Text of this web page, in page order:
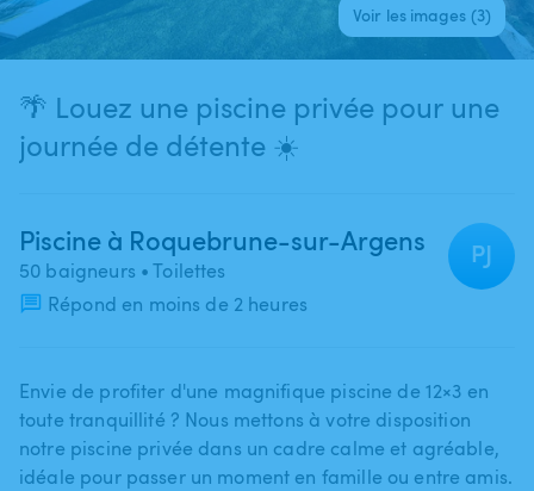
Voir les images (3)
🌴 Louez une piscine privée pour une
journée de détente ☀️
Piscine à Roquebrune-sur-Argens
50 baigneurs • Toilettes
Répond en moins de 2 heures
PJ
Envie de profiter d'une magnifique piscine de 12×3 en
toute tranquillité ? Nous mettons à votre disposition
notre piscine privée dans un cadre calme et agréable​,​
idéale pour passer un moment en famille ou entre amis.